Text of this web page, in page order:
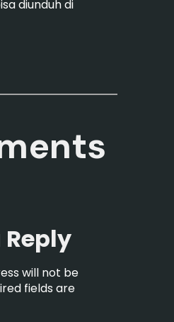
diunduh di
Reply
will not be
fields are